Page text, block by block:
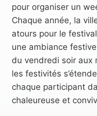
pour organiser un
Chaque année, la
atours pour le
une ambiance
du vendredi soir aux
les festivités
chaque participant
chaleureuse et